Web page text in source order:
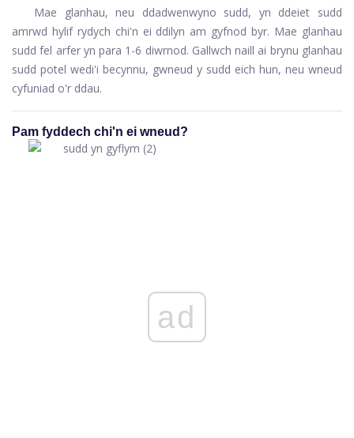
Mae glanhau, neu ddadwenwyno sudd, yn ddeiet sudd
amrwd hylif rydych chi'n ei ddilyn am gyfnod byr. Mae glanhau
sudd fel arfer yn para 1-6 diwrnod. Gallwch naill ai brynu glanhau
sudd potel wedi'i becynnu, gwneud y sudd eich hun, neu wneud
cyfuniad o'r ddau.
Pam fyddech chi'n ei wneud?
ad